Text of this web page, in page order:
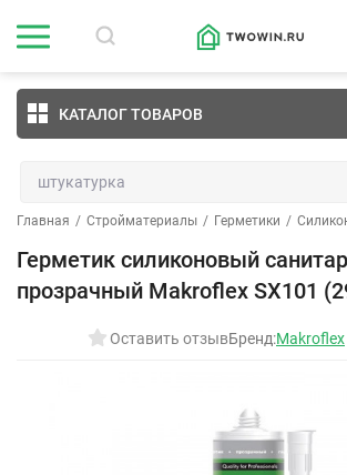
КАТАЛОГ ТОВАРОВ
Главная / Стройматериалы / Герметики /
Герметик силиконовый
прозрачный Makroflex SX101
Оставить отзывБренд:Makroflex